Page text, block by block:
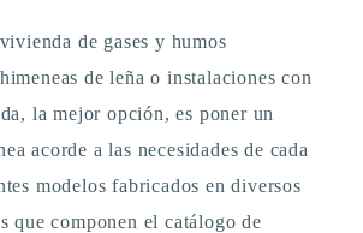
de gases y humos
de leña o instalaciones con
la mejor opción, es poner un
acorde a las necesidades de cada
modelos fabricados en diversos
que componen el catálogo de